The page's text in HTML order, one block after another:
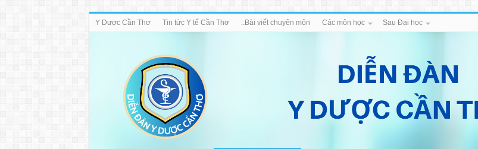
Y Dược Cần Thơ Tin tức Y tế Cần Thơ ..Bài viết chuyên môn Các môn học Sau Đại học